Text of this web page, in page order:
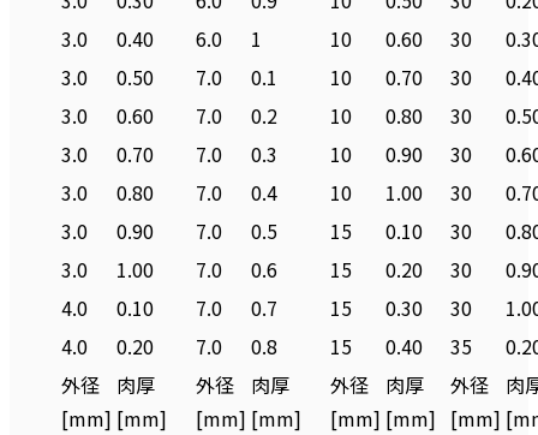
3.0
0.40 6.0 1 10 0.60 30
3.0
0.50 7.0 0.1 10 0.70 30
3.0
0.60 7.0 0.2 10 0.80 30
3.0
0.70 7.0 0.3 10 0.90 30
3.0
0.80 7.0 0.4 10 1.00 30
3.0
0.90 7.0 0.5 15 0.10 30
3.0
1.00 7.0 0.6 15 0.20 30
4.0
0.10 7.0 0.7 15 0.30 30
4.0
0.20 7.0 0.8 15 0.40 35
外径
[mm]
肉厚
[mm]
外径
[mm]
肉厚
[mm]
外径
[mm]
肉厚
[mm]
外径
[mm]
肉